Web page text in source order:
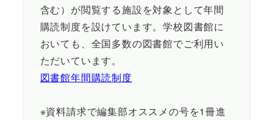
含む）が閲覧する施設を対象として年間
購読制度を設けています。学校図書館に
おいても、全国多数の図書館でご利用い
ただいています。
図書館年間購読制度
※資料請求で編集部オススメの号を1冊進